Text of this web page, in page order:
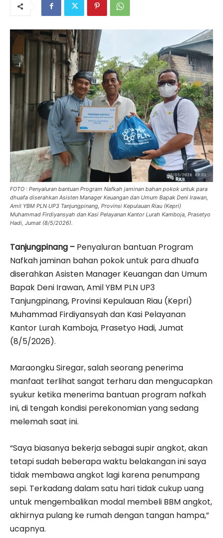
FOTO : Penyaluran bantuan Program Nafkah jaminan bahan pokok untuk para
dhuafa diserahkan Asisten Manager Keuangan dan Umum Bapak Deni Irawan,
Amil YBM PLN UP3 Tanjungpinang, Provinsi Kepulauan Riau (Kepri)
Muhammad Firdiyansyah dan Kasi Pelayanan Kantor Lurah Kamboja, Prasetyo
Hadi, Jumat (8/5/2026).
Tanjungpinang – Penyaluran bantuan Program
Nafkah jaminan bahan pokok untuk para dhuafa
diserahkan Asisten Manager Keuangan dan Umum
Bapak Deni Irawan, Amil YBM PLN UP3
Tanjungpinang, Provinsi Kepulauan Riau (Kepri)
Muhammad Firdiyansyah dan Kasi Pelayanan
Kantor Lurah Kamboja, Prasetyo Hadi, Jumat
(8/5/2026).
Maraongku Siregar, salah seorang penerima
manfaat terlihat sangat terharu dan mengucapkan
syukur ketika menerima bantuan program nafkah
ini, di tengah kondisi perekonomian yang sedang
melemah saat ini.
“Saya biasanya bekerja sebagai supir angkot, akan
tetapi sudah beberapa waktu belakangan ini saya
tidak membawa angkot lagi karena penumpang
sepi. Terkadang dalam satu hari tidak cukup uang
untuk mengembalikan modal membeli BBM angkot,
akhirnya pulang ke rumah dengan tangan hampa,”
ucapnya.